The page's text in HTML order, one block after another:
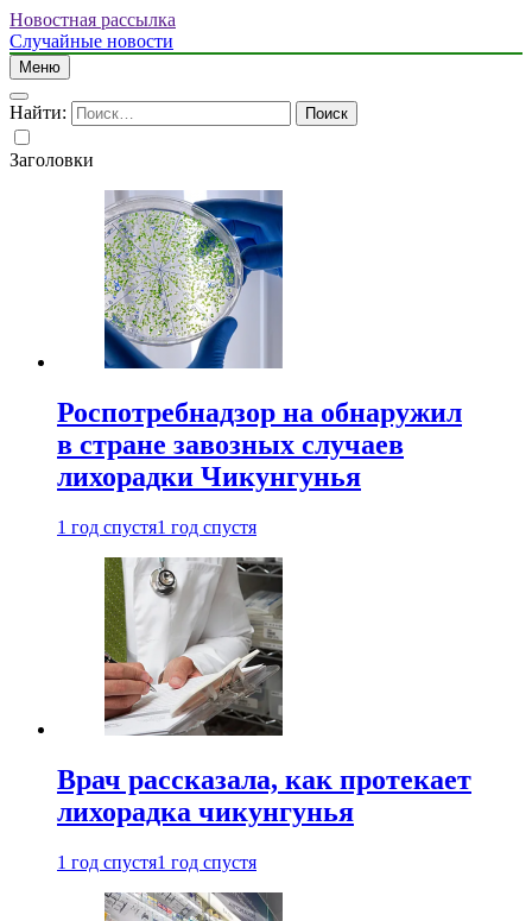
Новостная рассылка
Случайные новости
Меню
Найти:
Заголовки
Роспотребнадзор на обнаружил
в стране завозных случаев
лихорадки Чикунгунья
1 год спустя1 год спустя
Врач рассказала, как протекает
лихорадка чикунгунья
1 год спустя1 год спустя